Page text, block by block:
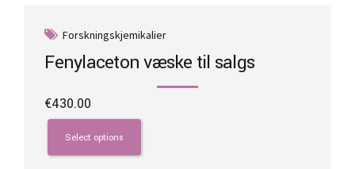
Forskningskjemikalier
Fenylaceton væske til salgs
€430.00
Select options
This
product
has